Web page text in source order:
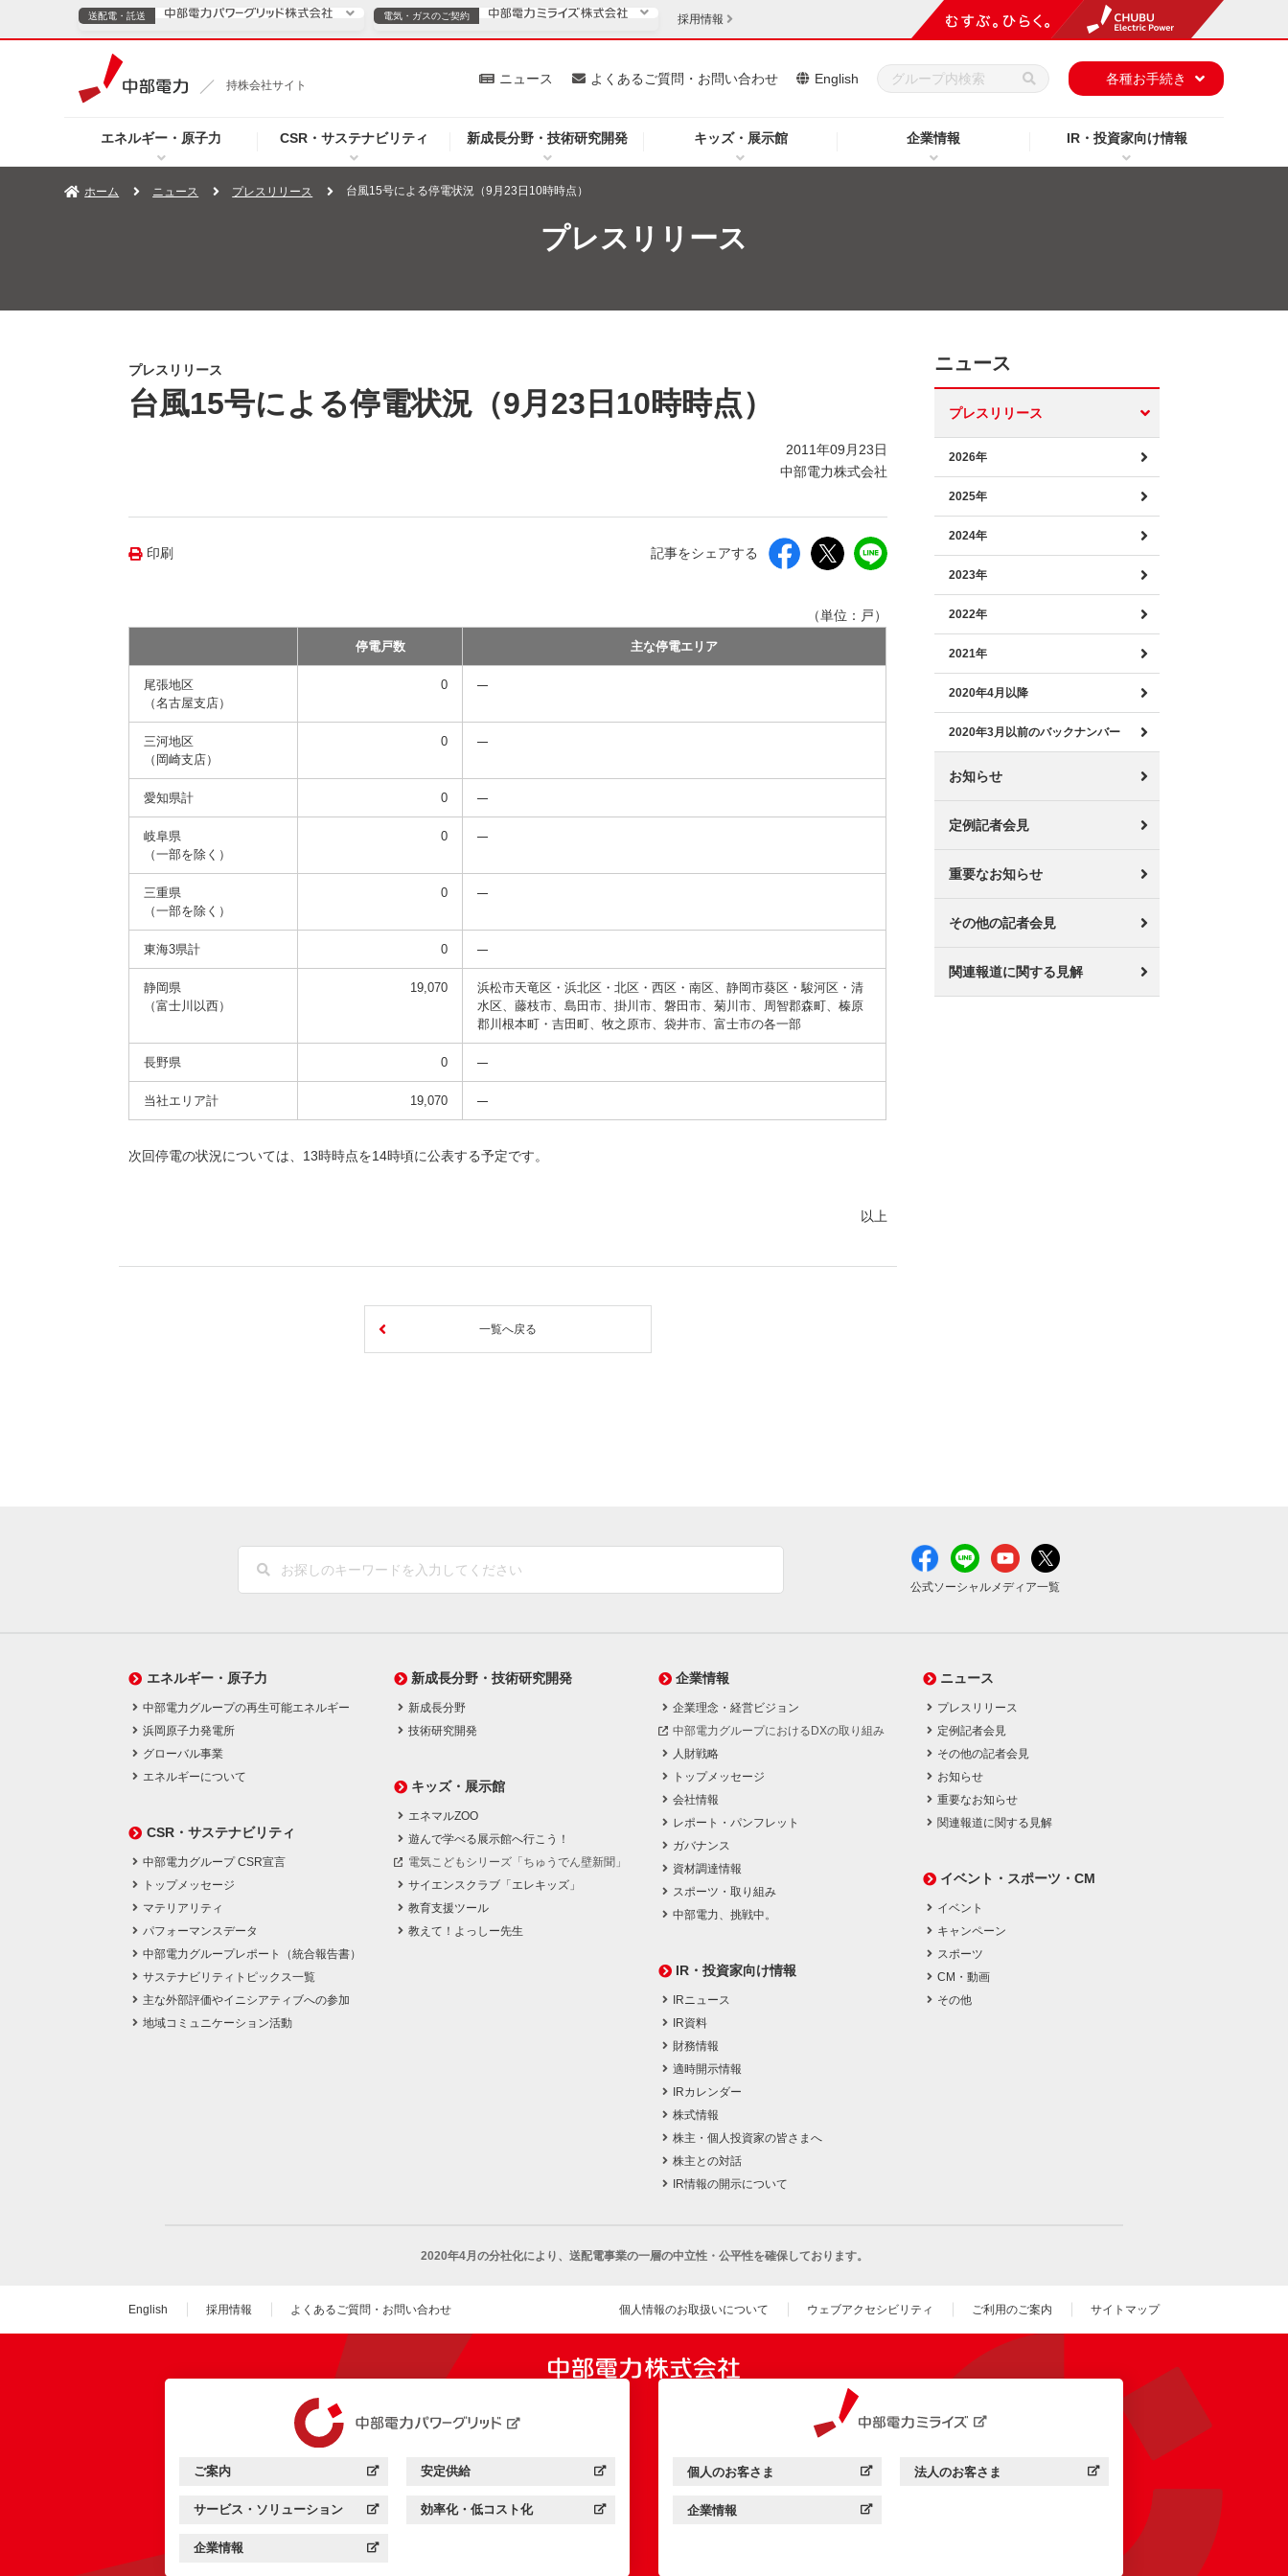
持株会社サイト
エネルギー・原子力 CSR・サステナビリティ 新成長分野・技術研究開発 キッズ・展示館 企業情報 IR・投資家向け情報
ニュース よくあるご質問・お問い合わせ English 各種お手続き
送配電・託送
TOPページへ ご案内 安定供給
企業情報
電気・ガスのご契約
電気・ガスのご契約
TOPページへ 個人のお客さま 法人のお客さま
採用情報
ホーム ニュース プレスリリース 台風15号による停電状況（9月23日10時時点）
プレスリリース
プレスリリース
台風15号による停電状況（9月23日10時時点）
2011年09月23日
中部電力株式会社
印刷 記事をシェアする
（単位：戸）
停電戸数 主な停電エリア
尾張地区
（名古屋支店）
0
三河地区
（岡崎支店）
0
愛知県計 0
岐阜県
（一部を除く）
0
三重県
（一部を除く）
0
東海3県計 0
静岡県
（富士川以西）
19,070
浜松市天竜区・浜北区・北区・西区・南区、静岡市葵区・駿河区・清
水区、藤枝市、島田市、掛川市、磐田市、菊川市、周智郡森町、榛原
郡川根本町・吉田町、牧之原市、袋井市、富士市の各一部
長野県 0
当社エリア計 19,070
次回停電の状況については、13時時点を14時頃に公表する予定です。
以上
一覧へ戻る
ニュース
プレスリリース
2026年
2025年
2024年
2023年
2022年
2021年
2020年4月以降
2020年3月以前のバックナンバー
お知らせ
定例記者会見
重要なお知らせ
その他の記者会見
関連報道に関する見解
公式ソーシャルメディア一覧
エネルギー・原子力
中部電力グループの再生可能エネルギー
浜岡原子力発電所
グローバル事業
エネルギーについて
CSR・サステナビリティ
中部電力グループ CSR宣言
トップメッセージ
マテリアリティ
パフォーマンスデータ
中部電力グループレポート（統合報告書）
サステナビリティトピックス一覧
主な外部評価やイニシアティブへの参加
地域コミュニケーション活動
新成長分野・技術研究開発
新成長分野
技術研究開発
キッズ・展示館
エネマルZOO
遊んで学べる展示館へ行こう！
電気こどもシリーズ「ちゅうでん壁新聞」
サイエンスクラブ「エレキッズ」
教育支援ツール
教えて！よっしー先生
企業情報
企業理念・経営ビジョン
中部電力グループにおけるDXの取り組み
人財戦略
トップメッセージ
会社情報
レポート・パンフレット
ガバナンス
資材調達情報
スポーツ・取り組み
中部電力、挑戦中。
IR・投資家向け情報
IRニュース
IR資料
財務情報
適時開示情報
IRカレンダー
株式情報
株主・個人投資家の皆さまへ
株主との対話
IR情報の開示について
ニュース
プレスリリース
定例記者会見
その他の記者会見
お知らせ
重要なお知らせ
関連報道に関する見解
イベント・スポーツ・CM
イベント
キャンペーン
スポーツ
CM・動画
その他
2020年4月の分社化により、 送配電事業の一層の中立性・公平性を確保しております。
English 採用情報 よくあるご質問・お問い合わせ 個人情報のお取扱いについて ウェブアクセシビリティ ご利用のご案内 サイトマップ
中部電力パワーグリッド：
ご案内
（新しいウィンドウを開きます） 中部電力パワーグリッド：
安定供給
（新しいウィンドウを開きます）
中部電力パワーグリッド：
サービス・ソリューション
（新しいウィンドウを開きます） 中部電力パワーグリッド：
効率化・低コスト化
（新しいウィンドウを開きます）
中部電力パワーグリッド：
企業情報
（新しいウィンドウを開きます）
中部電力ミライズ：
個人のお客さま
（新しいウィンドウを開きます） 中部電力ミライズ：
法人のお客さま
（新しいウィンドウを開きます）
中部電力ミライズ：
企業情報
（新しいウィンドウを開きます）